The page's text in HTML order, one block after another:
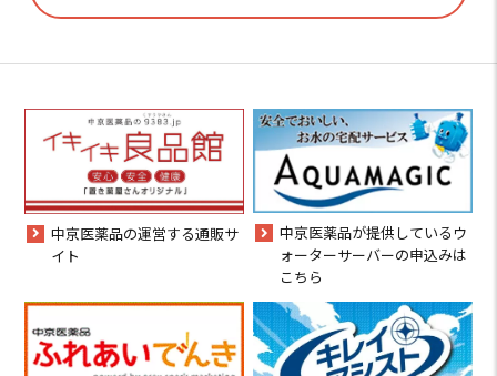
中京医薬品の運営する通販サ
イト
中京医薬品が提供しているウ
ォーターサーバーの申込みは
こちら